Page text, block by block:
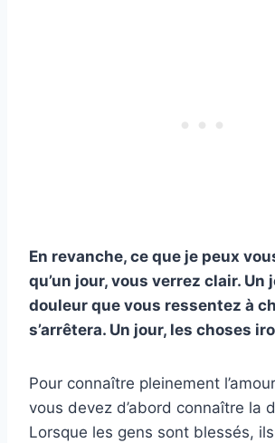
En revanche, ce que je peux
qu’un jour, vous verrez clair. Un
douleur que vous ressentez à
s’arrêtera. Un jour, les choses
Pour connaître pleinement
vous devez d’abord connaître la
Lorsque les gens sont blessés,